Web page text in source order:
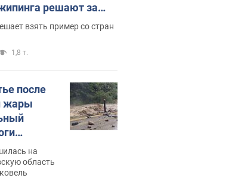
решают за
взять пример со стран
1,8 т.
после
жары
в реки.
на
область